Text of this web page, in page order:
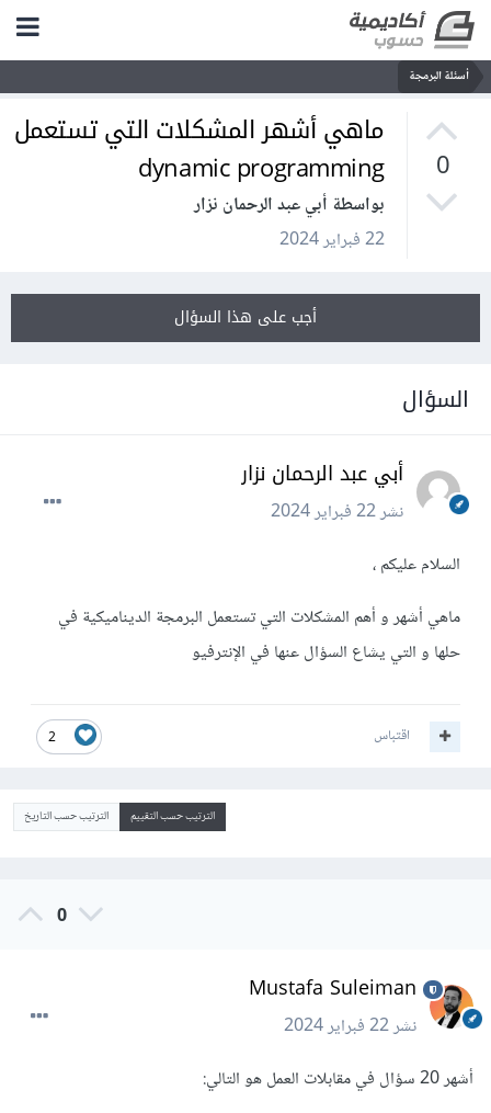
أسئلة البرمجة
0
ماهي أشهر المشكلات التي تستعمل
dynamic programming
بواسطة أبي عبد الرحمان نزار
22 فبراير 2024
أجب على هذا السؤال
السؤال
أبي عبد الرحمان نزار
نشر22 فبراير 2024
السلام عليكم ،
ماهي أشهر و أهم المشكلات التي تستعمل البرمجة الديناميكية في
حلها و التي يشاع السؤال عنها في الإنترفيو
2 اقتباس
الترتيب حسب التقييم الترتيب حسب التاريخ
0
Mustafa Suleiman
نشر22 فبراير 2024
أشهر 20 سؤال في مقابلات العمل هو التالي: